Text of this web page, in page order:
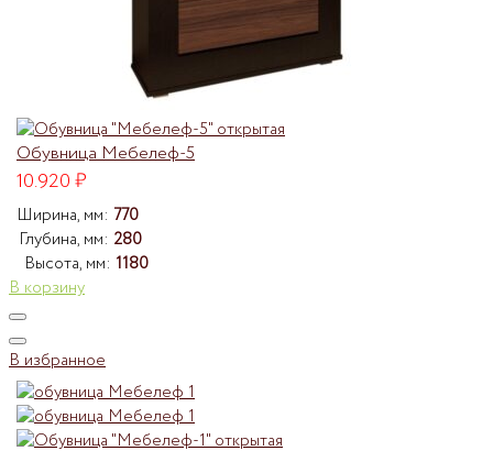
Обувница Мебелеф-5
10.920₽
Ширина, мм: 770
Глубина, мм: 280
Высота, мм: 1180
В корзину
В избранное